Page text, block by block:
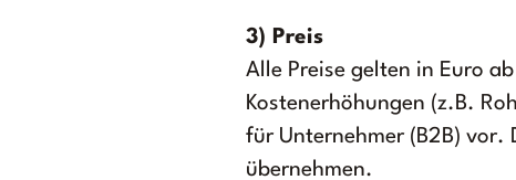
3) Preis
Alle Preise gelten in Euro
Kostenerhöhungen (z.B.
für Unternehmer (B2B) vor.
übernehmen.